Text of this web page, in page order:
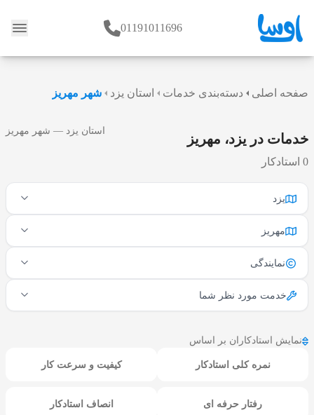
وبلاگ 01191011696
صفحه اصلی دسته‌بندی خدمات استان یزد شهر مهریز
خدمات در یزد، مهریز
0 استادکار
استان یزد — شهر مهریز
یزد
مهریز
نمایندگی
خدمت مورد نظر شما
نمایش استادکاران بر اساس
نمره کلی استادکار کیفیت و سرعت کار
رفتار حرفه ای انصاف استادکار